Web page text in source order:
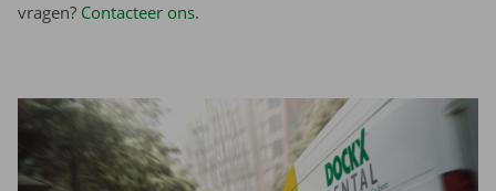
vragen? Contacteer ons.